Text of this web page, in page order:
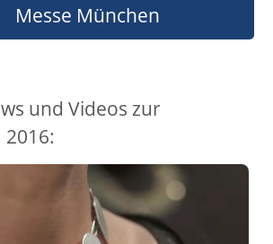
Messe München
und Videos zur